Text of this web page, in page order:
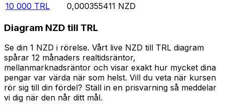
10 000 TRL 0,000355411 NZD
Diagram NZD till TRL
Se din 1 NZD i rörelse. Vårt live NZD till TRL diagram
spårar 12 månaders realtidsräntor,
mellanmarknadsräntor och visar exakt hur mycket dina
pengar var värda när som helst. Vill du veta när kursen
rör sig till din fördel? Ställ in en prisvarning så meddelar
vi dig när den når ditt mål.